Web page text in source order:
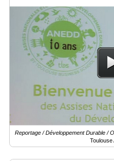
Reportage / Développement Durable /
Toulouse